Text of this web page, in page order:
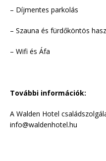
– Díjmentes parkolás
– Szauna és fürdőköntös
– Wifi és Áfa
További információk:
A Walden Hotel
info@waldenhotel.hu